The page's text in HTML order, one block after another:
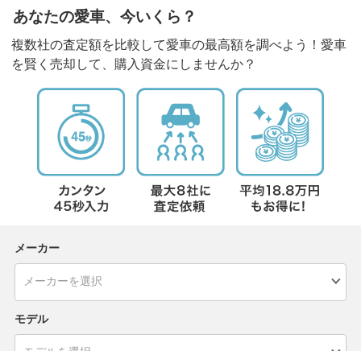
あなたの愛車、今いくら？
複数社の査定額を比較して愛車の最高額を調べよう！愛車
を賢く売却して、購入資金にしませんか？
メーカー
モデル